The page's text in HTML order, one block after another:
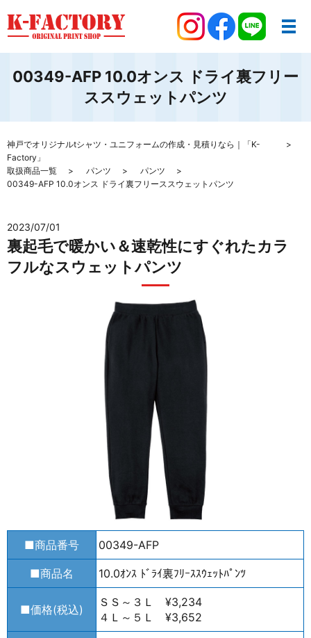
00349-AFP 10.0オンス ドライ裏フリー
ススウェットパンツ
神戸でオリジナルtシャツ・ユニフォームの作成・見積りなら｜「K-
Factory」
取扱商品一覧
パンツ
パンツ
00349-AFP 10.0オンス ドライ裏フリーススウェットパンツ
2023/07/01
裏起毛で暖かい＆速乾性にすぐれたカラ
フルなスウェットパンツ
■商品番号 00349-AFP
■商品名 10.0ｵﾝｽ ﾄﾞﾗｲ裏ﾌﾘｰｽｽｳｪｯﾄﾊﾟﾝﾂ
■価格(税込)
ＳＳ～３Ｌ ¥3,234
４Ｌ～５Ｌ ¥3,652